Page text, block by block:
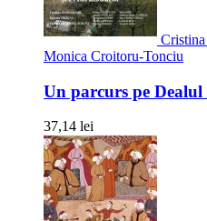
Monica Croitoru-Tonciu
Un parcurs pe
37,14 lei